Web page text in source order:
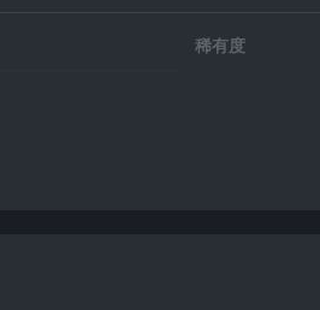
稀有度